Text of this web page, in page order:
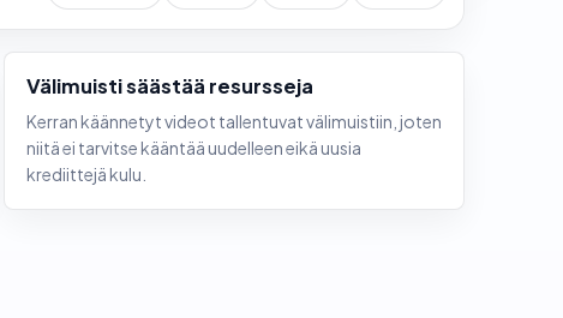
Välimuisti säästää resursseja
Kerran käännetyt videot tallentuvat välimuistiin, joten
niitä ei tarvitse kääntää uudelleen eikä uusia
krediittejä kulu.